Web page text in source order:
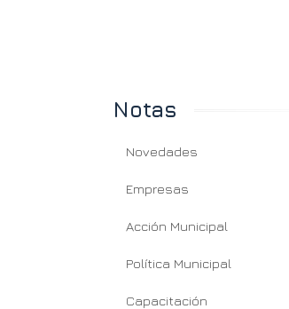
Notas
Novedades
Empresas
Acción Municipal
Política Municipal
Capacitación